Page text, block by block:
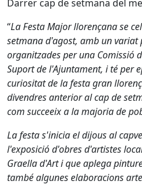
Darrer cap de setmana del
“La Festa Major llorençana se
setmana d'agost, amb un
organitzades per una Comissió
Suport de l'Ajuntament, i té per
curiositat de la festa gran
divendres anterior al cap de
com succeeix a la majoria de
La festa s'inicia el dijous al
l'exposició d'obres d'artistes
Graella d'Art i que aplega
també algunes elaboracions